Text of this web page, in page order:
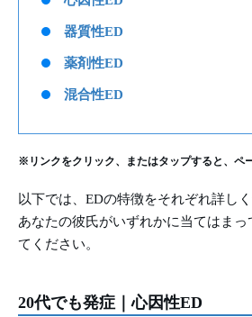
器質性ED
薬剤性ED
混合性ED
※リンクをクリック、またはタップすると、ペ
以下では、EDの特徴をそれぞれ詳しく
あなたの彼氏がいずれかに当てはま
てください。
20代でも発症｜心因性ED